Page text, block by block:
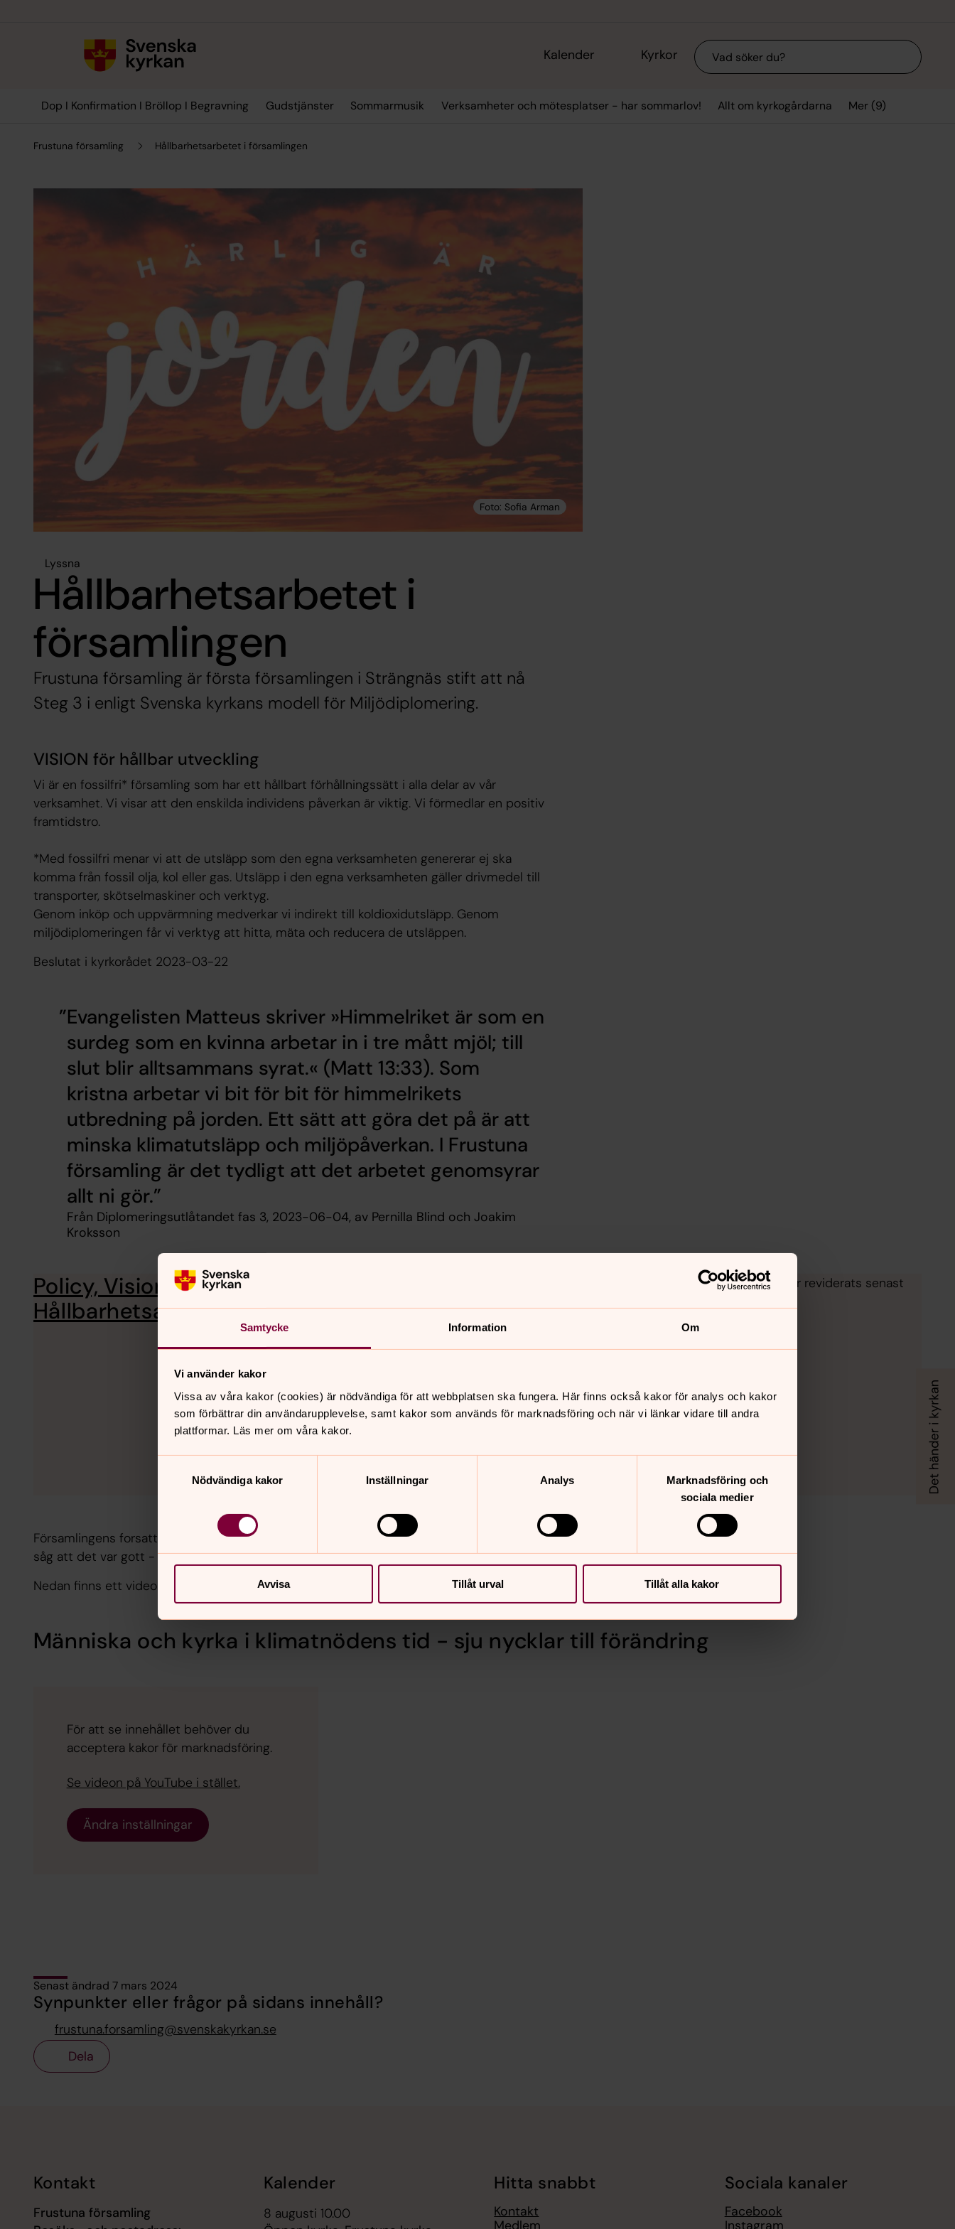
Samtycke Information Om
Vi använder kakor
Vissa av våra kakor (cookies) är nödvändiga för att webbplatsen ska fungera. Här finns också kakor för analys och kakor
som förbättrar din användarupplevelse, samt kakor som används för marknadsföring och när vi länkar vidare till andra
plattformar. Läs mer om våra kakor.
Nödvändiga kakor
Inställningar Analys
Marknadsföring och
sociala medier
Avvisa Tillåt urval Tillåt alla kakor
Kalender Kyrkor Sök
Dop I Konfirmation I Bröllop I Begravning Gudstjänster Sommarmusik Verksamheter och mötesplatser - har sommarlov! Allt om kyrkogårdarna Mer (9)
Frustuna församling Hållbarhetsarbetet i församlingen
Lyssna
Hållbarhetsarbetet i
församlingen
Frustuna församling är första församlingen i Strängnäs stift att nå
Steg 3 i enligt Svenska kyrkans modell för Miljödiplomering.
VISION för hållbar utveckling
Vi är en fossilfri* församling som har ett hållbart förhållningssätt i alla delar av vår
verksamhet. Vi visar att den enskilda individens påverkan är viktig. Vi förmedlar en positiv
framtidstro.
*Med fossilfri menar vi att de utsläpp som den egna verksamheten genererar ej ska
komma från fossil olja, kol eller gas. Utsläpp i den egna verksamheten gäller drivmedel till
transporter, skötselmaskiner och verktyg.
Genom inköp och uppvärmning medverkar vi indirekt till koldioxidutsläpp. Genom
miljödiplomeringen får vi verktyg att hitta, mäta och reducera de utsläppen.
Beslutat i kyrkorådet 2023-03-22
Evangelisten Matteus skriver »Himmelriket är som en
surdeg som en kvinna arbetar in i tre mått mjöl; till
slut blir alltsammans syrat.« (Matt 13:33). Som
kristna arbetar vi bit för bit för himmelrikets
utbredning på jorden. Ett sätt att göra det på är att
minska klimatutsläpp och miljöpåverkan. I Frustuna
församling är det tydligt att det arbetet genomsyrar
allt ni gör.
Från Diplomeringsutlåtandet fas 3, 2023-06-04, av Pernilla Blind och Joakim
Kroksson
Policy, Vision & Övergripande mål för
Hållbarhetsarbetet
Församlingens styrdokument för hållbarhetsarbetet har reviderats senast
Församlingens forsatta miljöarbete inspireras av Biskop Andreas Holmbergs bok ”Gud
såg att det var gott - Att vara människa och kyrka i klimatnödens tid”
Nedan finns ett videoklipp där Andreas visar på sju nycklar till förändring.
Människa och kyrka i klimatnödens tid - sju nycklar till förändring
För att se innehållet behöver du
acceptera kakor för marknadsföring.
Se videon på YouTube i stället.
Ändra inställningar
Senast ändrad 7 mars 2024
Synpunkter eller frågor på sidans innehåll?
frustuna.forsamling@svenskakyrkan.se
Dela
Kontakt
Frustuna församling
Kalender
8 augusti 10.00
Hitta snabbt
Kontakt
Sociala kanaler
Facebook